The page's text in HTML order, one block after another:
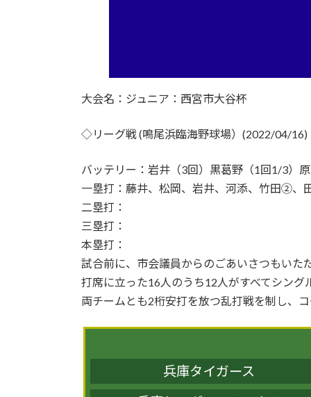
大会名：ジュニア：西宮市大谷杯
◇リーグ戦 (鳴尾浜臨海野球場）(2022/04/16)
バッテリー：岩井（3回）黒葛野（1回1/3）
一塁打：藤井、松岡、岩井、河添、竹田②、
二塁打：
三塁打：
本塁打：
試合前に、市会議員からのごあいさつもいた
打席に立った16人のうち12人がすべてシン
両チームとも2桁安打を放つ乱打戦を制し、
兵庫タイガース